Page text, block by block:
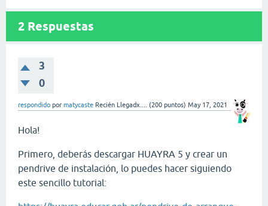
2 Respuestas
3
0
respondido por matycaste Recién Llegadx.... (200 puntos) May 17, 2021
Hola!
Primero, deberás descargar HUAYRA 5 y crear un
pendrive de instalación, lo puedes hacer siguiendo
este sencillo tutorial: